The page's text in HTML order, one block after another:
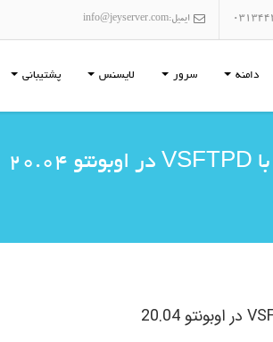
ایمیل:info@jeyserver.com
دامنه سرور لایسنس پشتیبانی